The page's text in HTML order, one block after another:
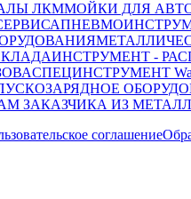
ЛКММОЙКИ ДЛЯ
ИНСТРУМЕНТ -
СПЕЦИНСТРУМЕНТ
ЗАКАЗЧИКА ИЗ
соглашение